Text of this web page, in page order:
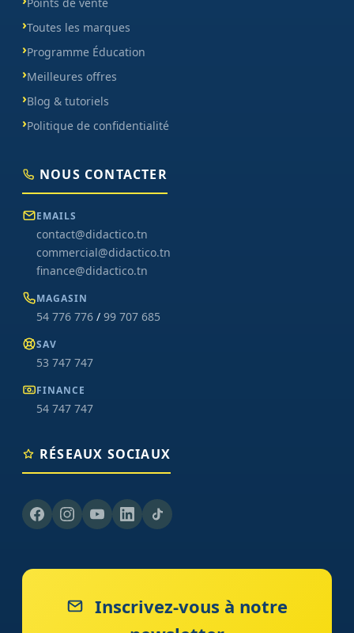
Toutes les marques
Programme Éducation
Meilleures offres
Blog & tutoriels
Politique de confidentialité
NOUS CONTACTER
EMAILS
contact@didactico.tn
commercial@didactico.tn
finance@didactico.tn
MAGASIN
54 776 776 / 99 707 685
SAV
53 747 747
FINANCE
54 747 747
RÉSEAUX SOCIAUX
Inscrivez-vous à notre